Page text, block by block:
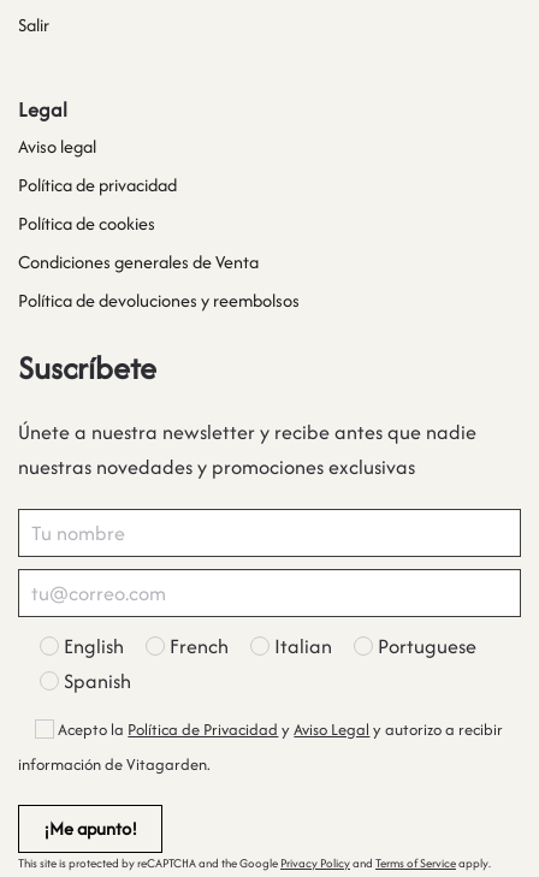
Salir
Legal
Aviso legal
Política de privacidad
Política de cookies
Condiciones generales de Venta
Política de devoluciones y reembolsos
Suscríbete
Únete a nuestra newsletter y recibe antes que nadie
nuestras novedades y promociones exclusivas
English French Italian
Portuguese
Spanish
Acepto la Política de Privacidad yAviso Legal y autorizo a recibir
información de Vitagarden.
This site is protected by reCAPTCHA and the Google Privacy Policyand Terms of Serviceapply.